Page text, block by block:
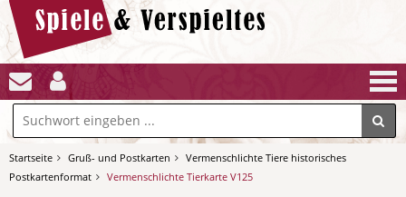
Startseite Gruß- und Postkarten
Vermenschlichte Tiere historisches
Postkartenformat
Vermenschlichte Tierkarte V125